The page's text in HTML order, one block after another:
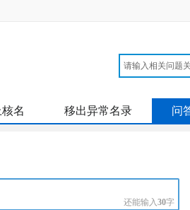
名 移出异常名录 问
还能输入30字